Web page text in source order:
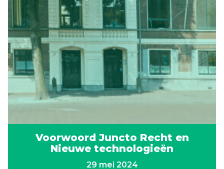
Voorwoord Juncto Recht en
Nieuwe technologieën
29 mei 2024